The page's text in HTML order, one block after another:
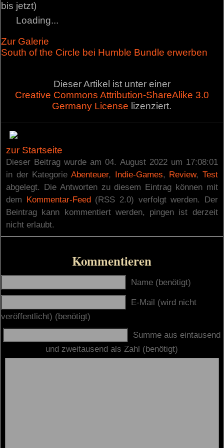
bis jetzt)
Loading...
Zur Galerie
South of the Circle bei Humble Bundle erwerben
Dieser Artikel ist unter einer
Creative Commons Attribution-ShareAlike 3.0
Germany License lizenziert.
zur Startseite
Dieser Beitrag wurde am 04. August 2022 um 17:08:01
in der Kategorie Abenteuer, Indie-Games, Review, Test
abgelegt. Die Antworten zu diesem Eintrag können mit
dem Kommentar-Feed(RSS 2.0) verfolgt werden. Der
Beintrag kann kommentiert werden, pingen ist derzeit
nicht erlaubt.
Kommentieren
Name (benötigt)
E-Mail (wird nicht
veröffentlicht) (benötigt)
Summe aus eintausend
und zweitausend als Zahl (benötigt)